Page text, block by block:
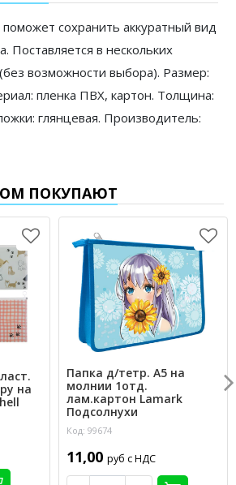
сохранить аккуратный вид
Поставляется в нескольких
возможности выбора). Размер:
пленка ПВХ, картон. Толщина:
глянцевая. Производитель:
ПОКУПАЮТ
на
Папка д/тетр. А5 на
молнии 1отд.
лам.картон Lamark
Подсолнухи
Код: 99674
11,00 руб с НДС